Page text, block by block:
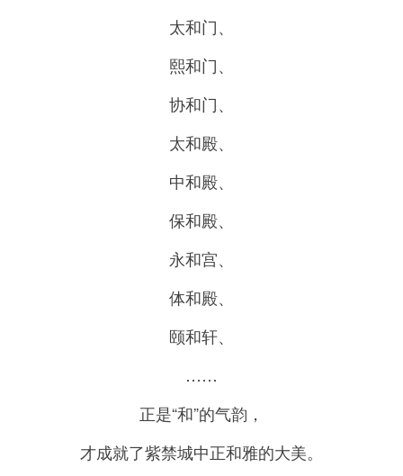
太和门、
熙和门、
协和门、
太和殿、
中和殿、
保和殿、
永和宫、
体和殿、
颐和轩、
……
正是“和”的气韵，
才成就了紫禁城中正和雅的大美。